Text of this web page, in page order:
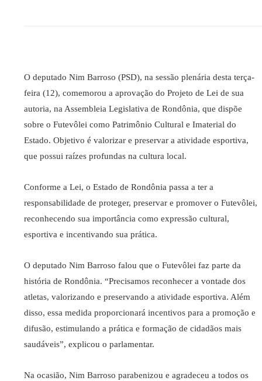
O deputado Nim Barroso (PSD), na sessão plenária desta terça-
feira (12), comemorou a aprovação do Projeto de Lei de sua
autoria, na Assembleia Legislativa de Rondônia, que dispõe
sobre o Futevôlei como Patrimônio Cultural e Imaterial do
Estado. Objetivo é valorizar e preservar a atividade esportiva,
que possui raízes profundas na cultura local.
Conforme a Lei, o Estado de Rondônia passa a ter a
responsabilidade de proteger, preservar e promover o Futevôlei,
reconhecendo sua importância como expressão cultural,
esportiva e incentivando sua prática.
O deputado Nim Barroso falou que o Futevôlei faz parte da
história de Rondônia. “Precisamos reconhecer a vontade dos
atletas, valorizando e preservando a atividade esportiva. Além
disso, essa medida proporcionará incentivos para a promoção e
difusão, estimulando a prática e formação de cidadãos mais
saudáveis”, explicou o parlamentar.
Na ocasião, Nim Barroso parabenizou e agradeceu a todos os